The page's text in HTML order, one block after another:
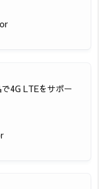
4G LTEをサポー